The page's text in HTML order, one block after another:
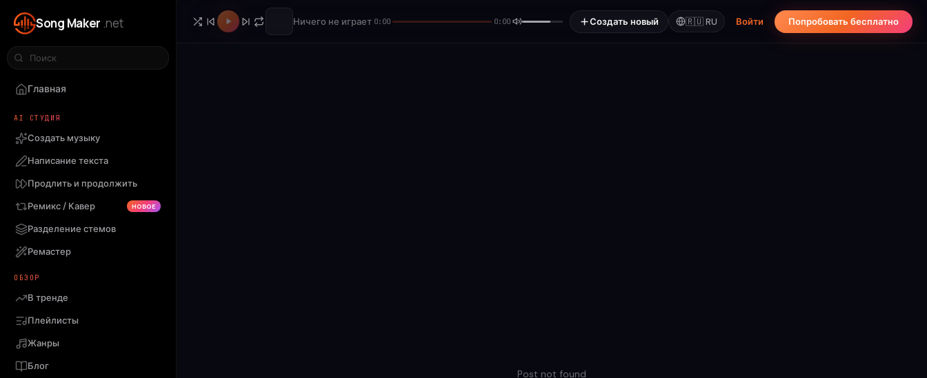
Song Maker .net
Главная
AI СТУДИЯ
Создать музыку
Написание текста
Продлить и продолжить
Ремикс / Кавер
НОВОЕ
Разделение стемов
Ремастер
ОБЗОР
В тренде
Плейлисты
Жанры
Блог
Ничего не играет 0:00 0:00 Создать новый 🇷🇺RU Войти Попробовать бесплатно
Post not found